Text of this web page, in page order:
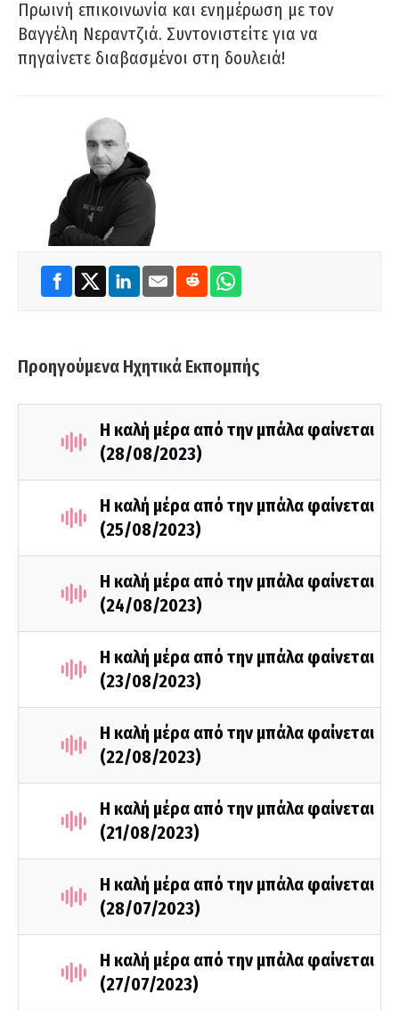
Πρωινή επικοινωνία και ενημέρωση με τον
Βαγγέλη Νεραντζιά. Συντονιστείτε για να
πηγαίνετε διαβασμένοι στη δουλειά!
Προηγούμενα Ηχητικά Εκπομπής
Η καλή μέρα από την μπάλα φαίνεται
(28/08/2023)
Η καλή μέρα από την μπάλα φαίνεται
(25/08/2023)
Η καλή μέρα από την μπάλα φαίνεται
(24/08/2023)
Η καλή μέρα από την μπάλα φαίνεται
(23/08/2023)
Η καλή μέρα από την μπάλα φαίνεται
(22/08/2023)
Η καλή μέρα από την μπάλα φαίνεται
(21/08/2023)
Η καλή μέρα από την μπάλα φαίνεται
(28/07/2023)
Η καλή μέρα από την μπάλα φαίνεται
(27/07/2023)